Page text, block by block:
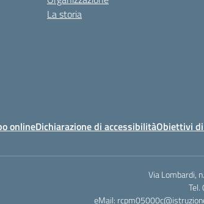
La storia
onlineDichiarazione di accessibilitàObiettivi
Via Lombardi,
eMail: